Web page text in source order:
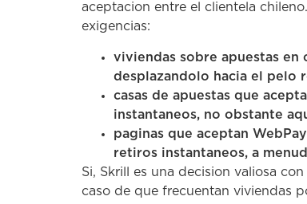
aceptacion entre el clientela
exigencias:
viviendas sobre apuestas en
desplazandolo hacia el pelo
casas de apuestas que
instantaneos, no obstante
paginas que aceptan
retiros instantaneos, a
Si, Skrill es una decision valiosa
caso de que frecuentan viviendas